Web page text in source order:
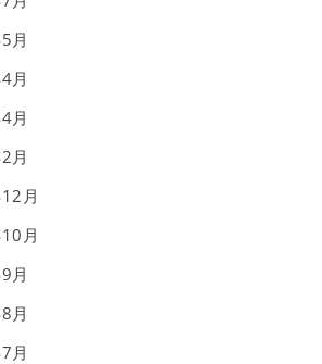
月
月
月
月
月
月
月
月
月